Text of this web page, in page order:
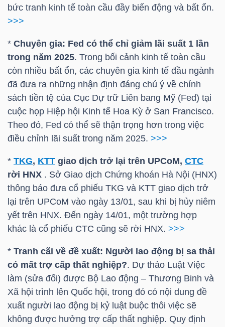
bức tranh kinh tế toàn cầu đầy biến động và bất ổn.
>>>
* Chuyên gia: Fed có thể chỉ giảm lãi suất 1 lần
trong năm 2025. Trong bối cảnh kinh tế toàn cầu
còn nhiều bất ổn, các chuyên gia kinh tế đầu ngành
đã đưa ra những nhận định đáng chú ý về chính
sách tiền tệ của Cục Dự trữ Liên bang Mỹ (Fed) tại
cuộc họp Hiệp hội Kinh tế Hoa Kỳ ở San Francisco.
Theo đó, Fed có thể sẽ thận trọng hơn trong việc
điều chỉnh lãi suất trong năm 2025. >>>
* TKG, KTT giao dịch trở lại trên UPCoM, CTC
rời HNX . Sở Giao dịch Chứng khoán Hà Nội (HNX)
thông báo đưa cổ phiếu TKG và KTT giao dịch trở
lại trên UPCoM vào ngày 13/01, sau khi bị hủy niêm
yết trên HNX. Đến ngày 14/01, một trường hợp
khác là cổ phiếu CTC cũng sẽ rời HNX. >>>
* Tranh cãi về đề xuất: Người lao động bị sa thải
có mất trợ cấp thất nghiệp?. Dự thảo Luật Việc
làm (sửa đổi) được Bộ Lao động – Thương Binh và
Xã hội trình lên Quốc hội, trong đó có nội dung đề
xuất người lao động bị kỷ luật buộc thôi việc sẽ
không được hưởng trợ cấp thất nghiệp. Quy định
LƯỢNG
NGUYÊN
VẬT
LIỆU
CÔNG
NGHIỆP
TIÊU
DÙNG
KHÔNG
THIẾT